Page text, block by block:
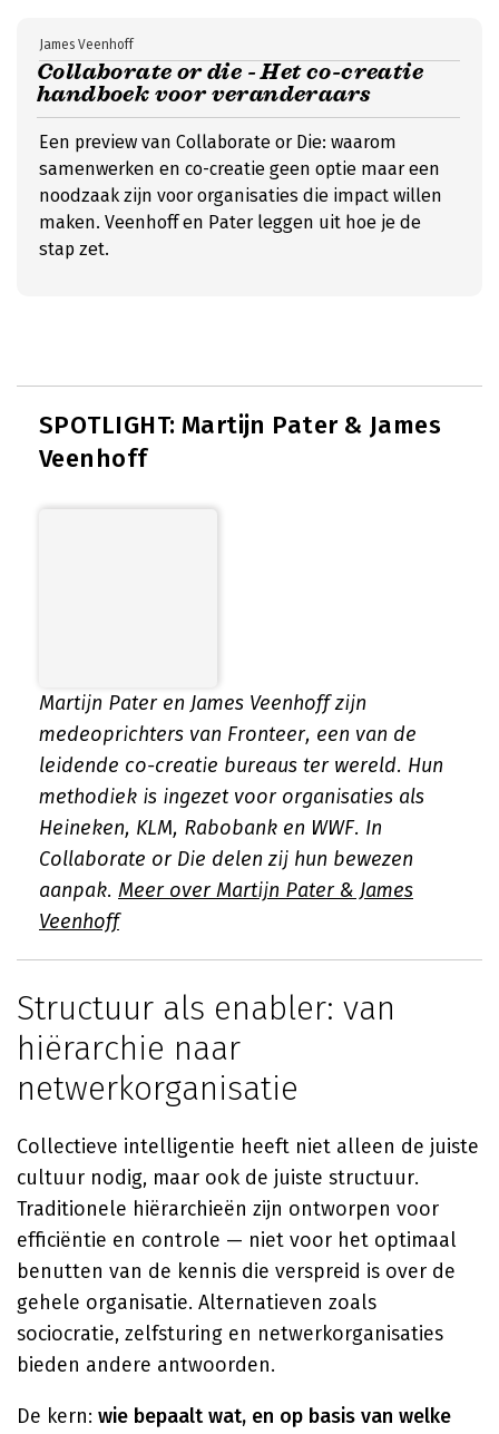
Collaborate or die - Het co-creatie
handboek voor veranderaars
James Veenhoff
Een preview van Collaborate or Die: waarom
samenwerken en co-creatie geen optie maar een
noodzaak zijn voor organisaties die impact willen
maken. Veenhoff en Pater leggen uit hoe je de
stap zet.
SPOTLIGHT: Martijn Pater & James
Veenhoff
Martijn Pater en James Veenhoff zijn
medeoprichters van Fronteer, een van de
leidende co-creatie bureaus ter wereld. Hun
methodiek is ingezet voor organisaties als
Heineken, KLM, Rabobank en WWF. In
Collaborate or Die delen zij hun bewezen
aanpak. Meer over Martijn Pater & James
Veenhoff
Structuur als enabler: van
hiërarchie naar
netwerkorganisatie
Collectieve intelligentie heeft niet alleen de juiste
cultuur nodig, maar ook de juiste structuur.
Traditionele hiërarchieën zijn ontworpen voor
efficiëntie en controle — niet voor het optimaal
benutten van de kennis die verspreid is over de
gehele organisatie. Alternatieven zoals
sociocratie, zelfsturing en netwerkorganisaties
bieden andere antwoorden.
De kern: wie bepaalt wat, en op basis van welke